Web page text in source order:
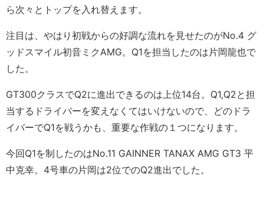
ら次々とトップを入れ替えます。
注目は、やはり初戦からの好調な流れを見せたのがNo.4 グ
ッドスマイル初音ミクAMG。Q1を担当したのは片岡龍也で
した。
GT300クラスでQ2に進出できるのは上位14台。Q1,Q2と担
当するドライバーを変えなくてはいけないので、どのドラ
イバーでQ1を戦うかも、重要な作戦の１つになります。
今回Q1を制したのはNo.11 GAINNER TANAX AMG GT3 平
中克幸。4号車の片岡は2位でのQ2進出でした。